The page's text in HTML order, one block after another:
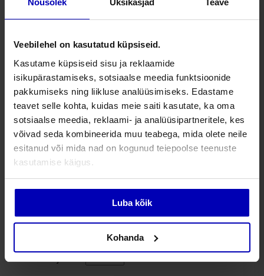
Nõusolek Üksikasjad Teave
Veebilehel on kasutatud küpsiseid.
Kasutame küpsiseid sisu ja reklaamide
isikupärastamiseks, sotsiaalse meedia funktsioonide
pakkumiseks ning liikluse analüüsimiseks. Edastame
teavet selle kohta, kuidas meie saiti kasutate, ka oma
sotsiaalse meedia, reklaami- ja analüüsipartneritele, kes
võivad seda kombineerida muu teabega, mida olete neile
esitanud või mida nad on kogunud teiepoolse teenuste
kasutamise käigus.
Luba kõik
Kohanda
Liitu meie uudiskirjaga
Pärnus!
E-post (*)
Eesnimi (*)
Vali uudiskirja keel